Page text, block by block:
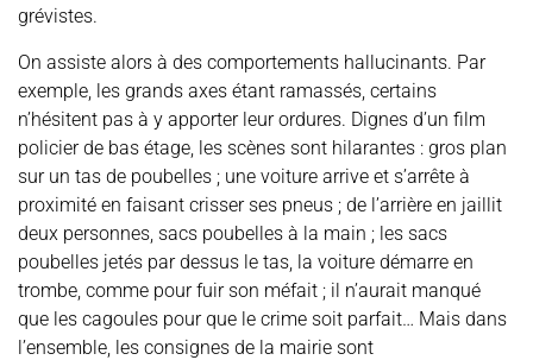
grévistes.
On assiste alors à des comportements hallucinants. Par
exemple, les grands axes étant ramassés, certains
n’hésitent pas à y apporter leur ordures. Dignes d’un film
policier de bas étage, les scènes sont hilarantes : gros plan
sur un tas de poubelles ; une voiture arrive et s’arrête à
proximité en faisant crisser ses pneus ; de l’arrière en jaillit
deux personnes, sacs poubelles à la main ; les sacs
poubelles jetés par dessus le tas, la voiture démarre en
trombe, comme pour fuir son méfait ; il n’aurait manqué
que les cagoules pour que le crime soit parfait… Mais dans
l’ensemble, les consignes de la mairie sont